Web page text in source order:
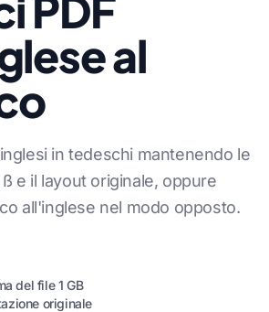
al
in tedeschi mantenendo le
e il layout originale, oppure
all'inglese nel modo opposto.
del file 1 GB
originale